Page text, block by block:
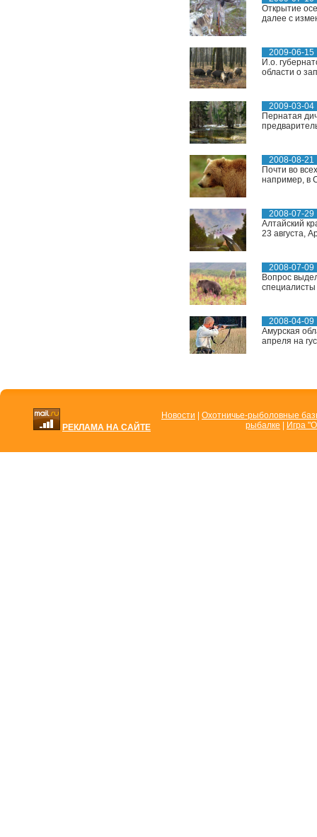
Открытие
далее с
2009-06-15
И.о.
области о
2009-03-04
Пернатая
2008-08-21
Почти во
например, в
2008-07-29
Алтайский
23 августа,
2008-07-09
Вопрос
специалисты
2008-04-09
Амурская
апреля на
РЕКЛАМА НА САЙТЕ
Новости
Охотничье-рыболовные
рыбалке
Игра